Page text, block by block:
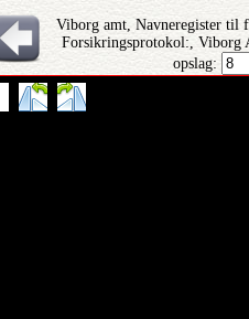
Viborg amt, Navneregister til
Forsikringsprotokol:, Viborg
opslag: